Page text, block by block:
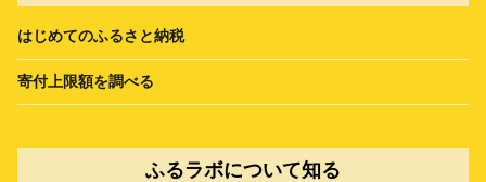
はじめてのふるさと納税
寄付上限額を調べる
ふるラボについて知る